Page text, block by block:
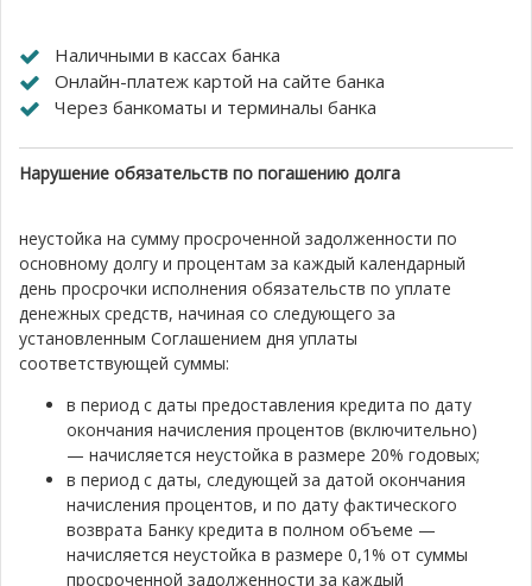
Наличными в кассах банка
Онлайн-платеж картой на сайте банка
Через банкоматы и терминалы банка
Нарушение обязательств по погашению долга
неустойка на сумму просроченной задолженности по
основному долгу и процентам за каждый календарный
день просрочки исполнения обязательств по уплате
денежных средств, начиная со следующего за
установленным Соглашением дня уплаты
соответствующей суммы:
в период с даты предоставления кредита по дату
окончания начисления процентов (включительно)
— начисляется неустойка в размере 20% годовых;
в период с даты, следующей за датой окончания
начисления процентов, и по дату фактического
возврата Банку кредита в полном объеме —
начисляется неустойка в размере 0,1% от суммы
просроченной задолженности за каждый